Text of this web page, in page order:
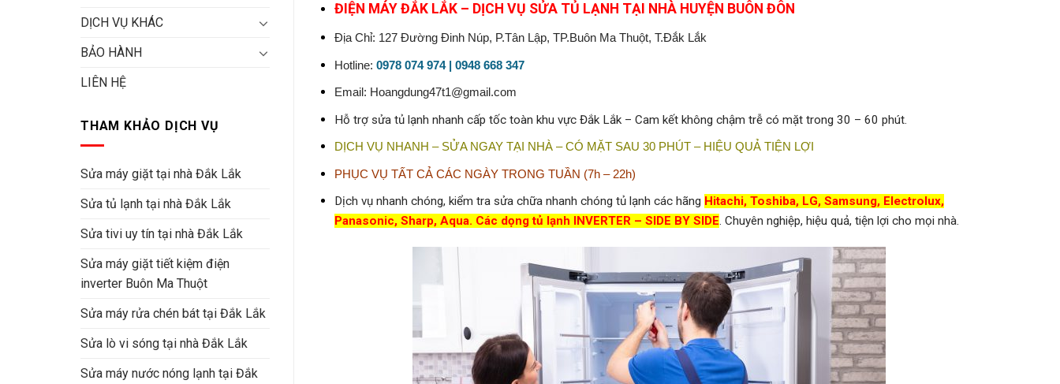
DỊCH VỤ KHÁC
BẢO HÀNH
LIÊN HỆ
THAM KHẢO DỊCH VỤ
Sửa máy giặt tại nhà Đắk Lắk
Sửa tủ lạnh tại nhà Đắk Lắk
Sửa tivi uy tín tại nhà Đắk Lắk
Sửa máy giặt tiết kiệm điện
inverter Buôn Ma Thuột
Sửa máy rửa chén bát tại Đắk Lắk
Sửa lò vi sóng tại nhà Đắk Lắk
Sửa máy nước nóng lạnh tại Đắk
ĐIỆN MÁY ĐẮK LẮK – DỊCH VỤ SỬA TỦ LẠNH TẠI NHÀ HUYỆN BUÔN ĐÔN
Địa Chỉ: 127 Đường Đinh Núp, P.Tân Lập, TP.Buôn Ma Thuột, T.Đắk Lắk
Hotline: 0978 074 974 | 0948 668 347
Email: Hoangdung47t1@gmail.com
Hỗ trợ sửa tủ lạnh nhanh cấp tốc toàn khu vực Đắk Lắk – Cam kết không chậm trễ có mặt trong 30 – 60 phút.
DỊCH VỤ NHANH – SỬA NGAY TẠI NHÀ – CÓ MẶT SAU 30 PHÚT – HIỆU QUẢ TIỆN LỢI
PHỤC VỤ TẤT CẢ CÁC NGÀY TRONG TUẦN (7h – 22h)
Dịch vụ nhanh chóng, kiểm tra sửa chữa nhanh chóng tủ lạnh các hãng Hitachi, Toshiba, LG, Samsung, Electrolux,
Panasonic, Sharp, Aqua. Các dọng tủ lạnh INVERTER – SIDE BY SIDE. Chuyên nghiệp, hiệu quả, tiện lợi cho mọi nhà.